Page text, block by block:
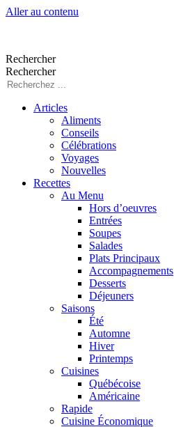
Aller au contenu
Rechercher
Rechercher
Articles
Aliments
Conseils
Célébrations
Voyages
Nouvelles
Recettes
Au Menu
Hors d’oeuvres
Entrées
Soupes
Salades
Plats Principaux
Accompagnements
Desserts
Déjeuners
Saisons
Été
Automne
Hiver
Printemps
Cuisines
Québécoise
Américaine
Rapide
Cuisine Économique